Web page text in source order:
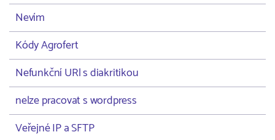
Nevím
Kódy Agrofert
Nefunkční URl s diakritikou
nelze pracovat s wordpress
Veřejné IP a SFTP